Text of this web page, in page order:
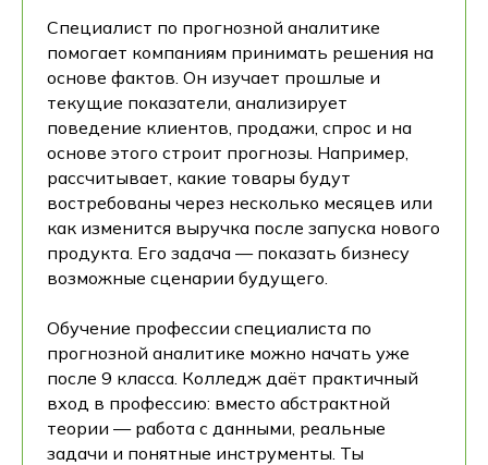
Специалист по прогнозной аналитике
помогает компаниям принимать решения на
основе фактов. Он изучает прошлые и
текущие показатели, анализирует
поведение клиентов, продажи, спрос и на
основе этого строит прогнозы. Например,
рассчитывает, какие товары будут
востребованы через несколько месяцев или
как изменится выручка после запуска нового
продукта. Его задача — показать бизнесу
возможные сценарии будущего.
Обучение профессии специалиста по
прогнозной аналитике можно начать уже
после 9 класса. Колледж даёт практичный
вход в профессию: вместо абстрактной
теории — работа с данными, реальные
задачи и понятные инструменты. Ты